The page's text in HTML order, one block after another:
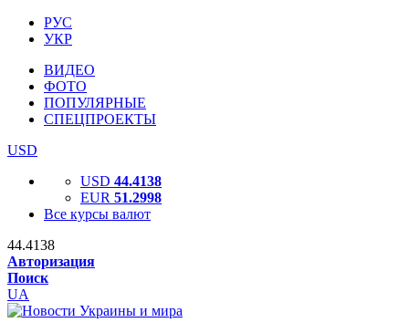
РУС
УКР
ВИДЕО
ФОТО
ПОПУЛЯРНЫЕ
СПЕЦПРОЕКТЫ
USD
USD 44.4138
EUR 51.2998
Все курсы валют
44.4138
Авторизация
Поиск
UA